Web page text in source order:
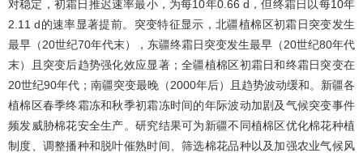
对稳定，初霜日推迟速率最小，为每10年0.66 d，但终霜日以每10年
2.11 d的速率显著提前。突变特征显示，北疆植棉区初霜日突变发生
最早（20世纪70年代末），东疆终霜日突变发生最早（20世纪80年代
末）且突变后趋势强化效应显著；全疆植棉区初霜日和终霜日突变在
20世纪90年代；南疆突变最晚（2000年后）且趋势波动缓和。新疆各
植棉区春季终霜冻和秋季初霜冻时间的年际波动加剧及气候突变事件
频发威胁棉花安全生产。研究结果可为新疆不同植棉区优化棉花种植
制度、调整播种和脱叶催熟时间、筛选棉花品种以及加强农业气候风